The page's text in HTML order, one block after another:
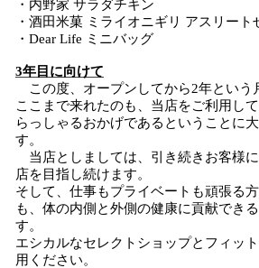
・内野家 サラダチキン
・酒田米菓 ミライオニギリ アスリート
・Dear Life ミニバッグ
3年目に向けて
この度、オープンしてから2年という
ここまで来れたのも、当店をご利用し
らっしゃるおかげであるということに
す。
当店としましては、引き続きお客様
店を目指し続けます。
そして、仕事もプライベートも頑張る
も、体の内側と外側の健康に貢献でき
す。
エシカルなセレクトショップとフィッ
用ください。